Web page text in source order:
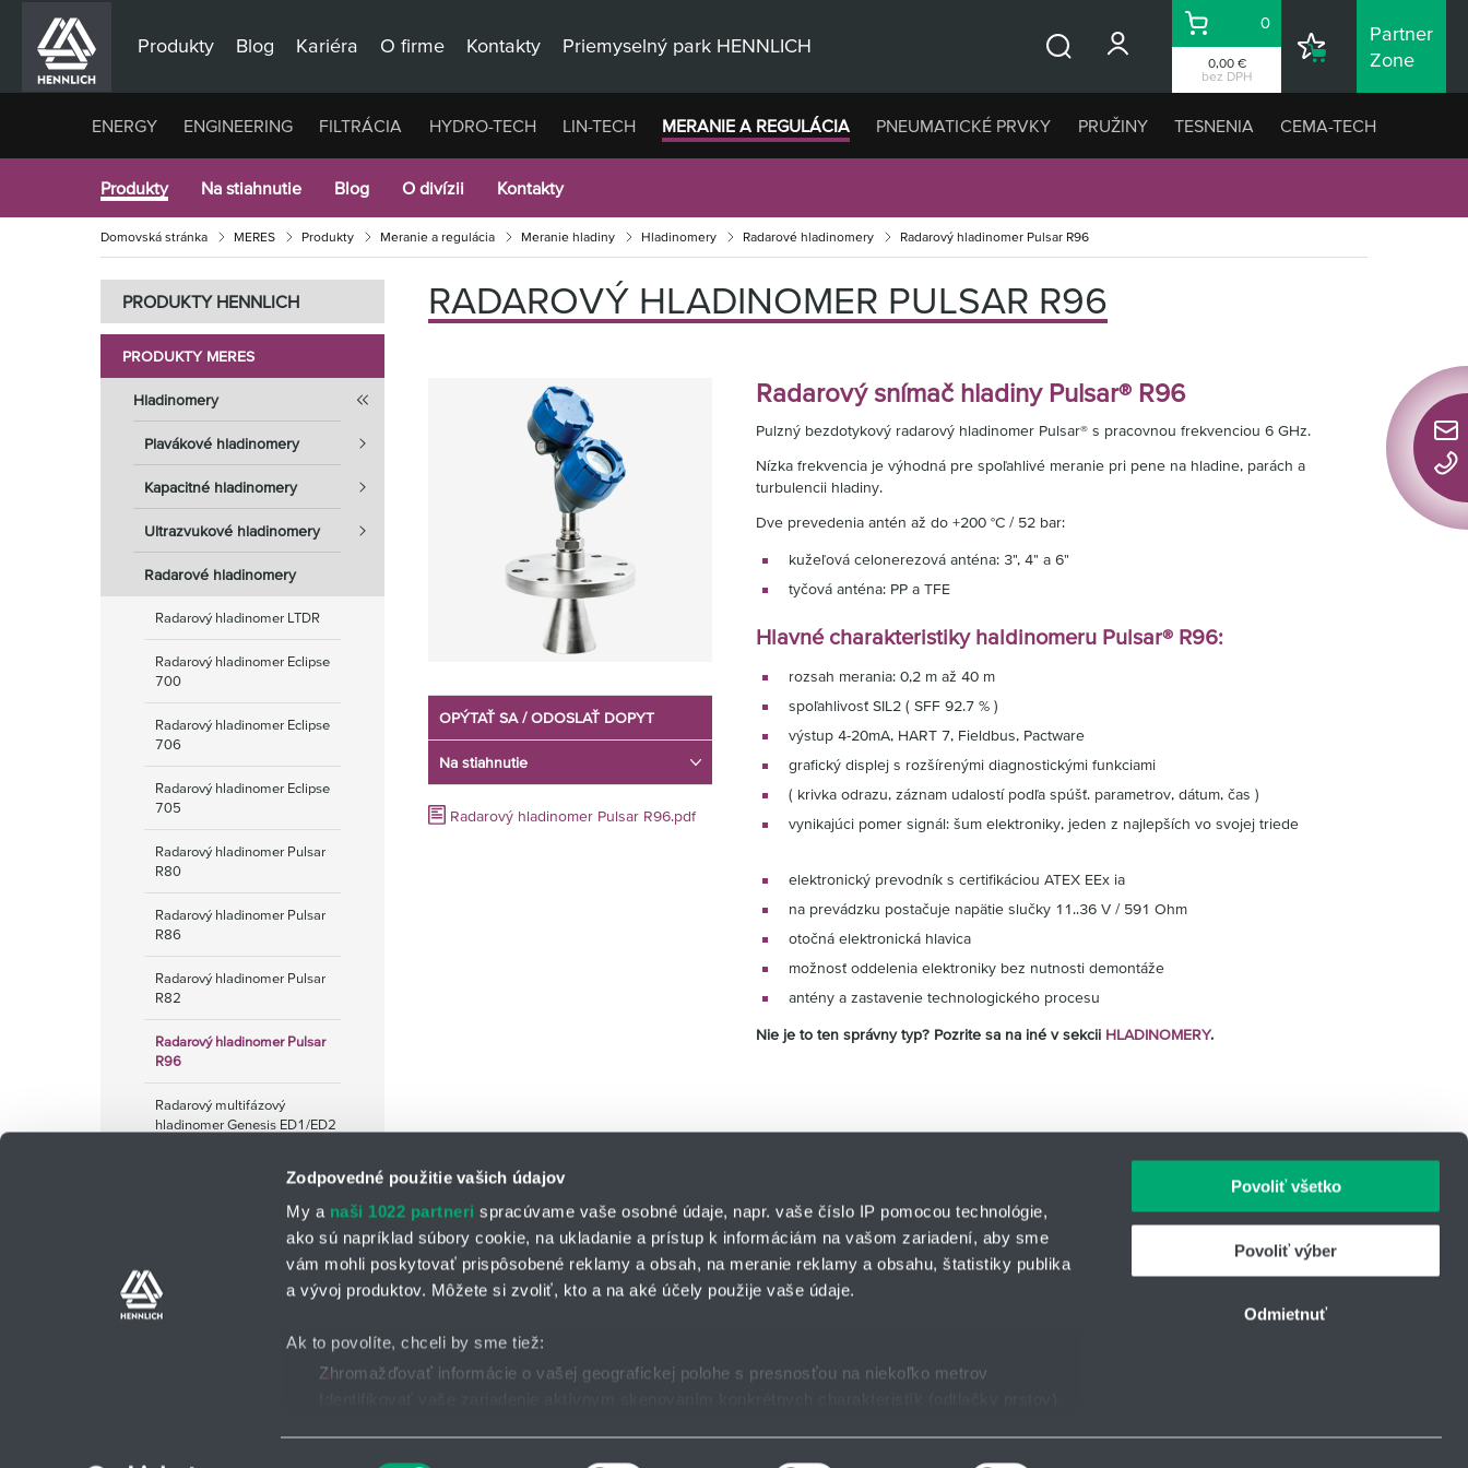
Zodpovedné použitie vašich údajov
My a naši 1022 partneri spracúvame vaše osobné údaje, napr. vaše číslo IP pomocou technológie,
ako sú napríklad súbory cookie, na ukladanie a prístup k informáciám na vašom zariadení, aby sme
vám mohli poskytovať prispôsobené reklamy a obsah, na meranie reklamy a obsahu, štatistiky publika
a vývoj produktov. Môžete si zvoliť, kto a na aké účely použije vaše údaje.
Ak to povolíte, chceli by sme tiež:
Zhromažďovať informácie o vašej geografickej polohe s presnosťou na niekoľko metrov
Povoliť všetko
Povoliť výber
Odmietnuť
Produkty Blog Kariéra O firme Kontakty Priemyselný park HENNLICH
0,00 €
bez DPH
Košík
0
Nákupný
Partner
Zone
ENERGY ENGINEERING FILTRÁCIA HYDRO-TECH LIN-TECH MERANIE A REGULÁCIA PNEUMATICKÉ PRVKY PRUŽINY TESNENIA CEMA-TECH
Produkty Na stiahnutie Blog O divízii Kontakty
Domovská stránka MERES Produkty Meranie a regulácia Meranie hladiny Hladinomery Radarové hladinomery Radarový hladinomer Pulsar R96
PRODUKTY HENNLICH
PRODUKTY MERES
Hladinomery
Plavákové hladinomery
Kapacitné hladinomery
Ultrazvukové hladinomery
Radarové hladinomery
Radarový hladinomer LTDR
Radarový hladinomer Eclipse
700
Radarový hladinomer Eclipse
706
Radarový hladinomer Eclipse
705
Radarový hladinomer Pulsar
R80
Radarový hladinomer Pulsar
R86
Radarový hladinomer Pulsar
R82
Radarový hladinomer Pulsar
R96
Radarový multifázový
hladinomer Genesis ED1/ED2
RADAROVÝ HLADINOMER PULSAR R96
OPÝTAŤ SA / ODOSLAŤ DOPYT
Na stiahnutie
Radarový hladinomer Pulsar R96.pdf
Radarový snímač hladiny Pulsar® R96
Pulzný bezdotykový radarový hladinomer Pulsar® s pracovnou frekvenciou 6 GHz.
Nízka frekvencia je výhodná pre spoľahlivé meranie pri pene na hladine, parách a
turbulencii hladiny.
Dve prevedenia antén až do +200 °C / 52 bar:
kužeľová celonerezová anténa: 3", 4" a 6"
tyčová anténa: PP a TFE
Hlavné charakteristiky haldinomeru Pulsar® R96:
rozsah merania: 0,2 m až 40 m
spoľahlivosť SIL2 ( SFF 92.7 % )
výstup 4-20mA, HART 7, Fieldbus, Pactware
grafický displej s rozšírenými diagnostickými funkciami
( krivka odrazu, záznam udalostí podľa spúšť. parametrov, dátum, čas )
vynikajúci pomer signál: šum elektroniky, jeden z najlepších vo svojej triede
elektronický prevodník s certifikáciou ATEX EEx ia
na prevádzku postačuje napätie slučky 11..36 V / 591 Ohm
otočná elektronická hlavica
možnosť oddelenia elektroniky bez nutnosti demontáže
antény a zastavenie technologického procesu
Nie je to ten správny typ? Pozrite sa na iné v sekcii HLADINOMERY.
HENNLICH s.r.o.
Košťany nad Turcom 543
IČO: 31344500
Telefón: +421 903 364 391